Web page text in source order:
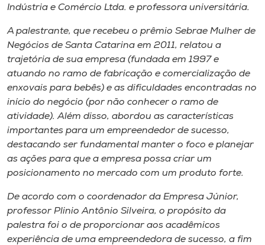
Museu
Unoesc
Store
Selecione
o idioma
Indústria e Comércio Ltda. e professora universitária.
A palestrante, que recebeu o prêmio Sebrae Mulher de
Negócios de Santa Catarina em 2011, relatou a
trajetória de sua empresa (fundada em 1997 e
atuando no ramo de fabricação e comercialização de
enxovais para bebês) e as dificuldades encontradas no
início do negócio (por não conhecer o ramo de
atividade). Além disso, abordou as características
importantes para um empreendedor de sucesso,
destacando ser fundamental manter o foco e planejar
as ações para que a empresa possa criar um
posicionamento no mercado com um produto forte.
De acordo com o coordenador da Empresa Júnior,
professor Plinio Antônio Silveira, o propósito da
palestra foi o de proporcionar aos acadêmicos
experiência de uma empreendedora de sucesso, a fim